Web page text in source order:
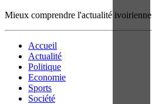
Mieux comprendre l'actualité ivoirienne
Accueil
Actualité
Politique
Economie
Sports
Société